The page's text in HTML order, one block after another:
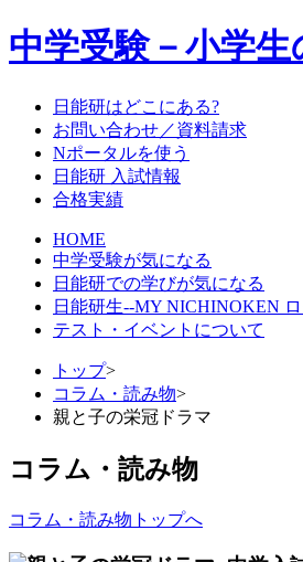
中学受験－小学
日能研はどこにある?
お問い合わせ／資料請求
Nポータルを使う
日能研 入試情報
合格実績
HOME
中学受験が気になる
日能研での学びが気になる
日能研生--MY NICHINOKEN
テスト・イベントについて
トップ>
コラム・読み物>
親と子の栄冠ドラマ
コラム・読み物
コラム・読み物トップへ